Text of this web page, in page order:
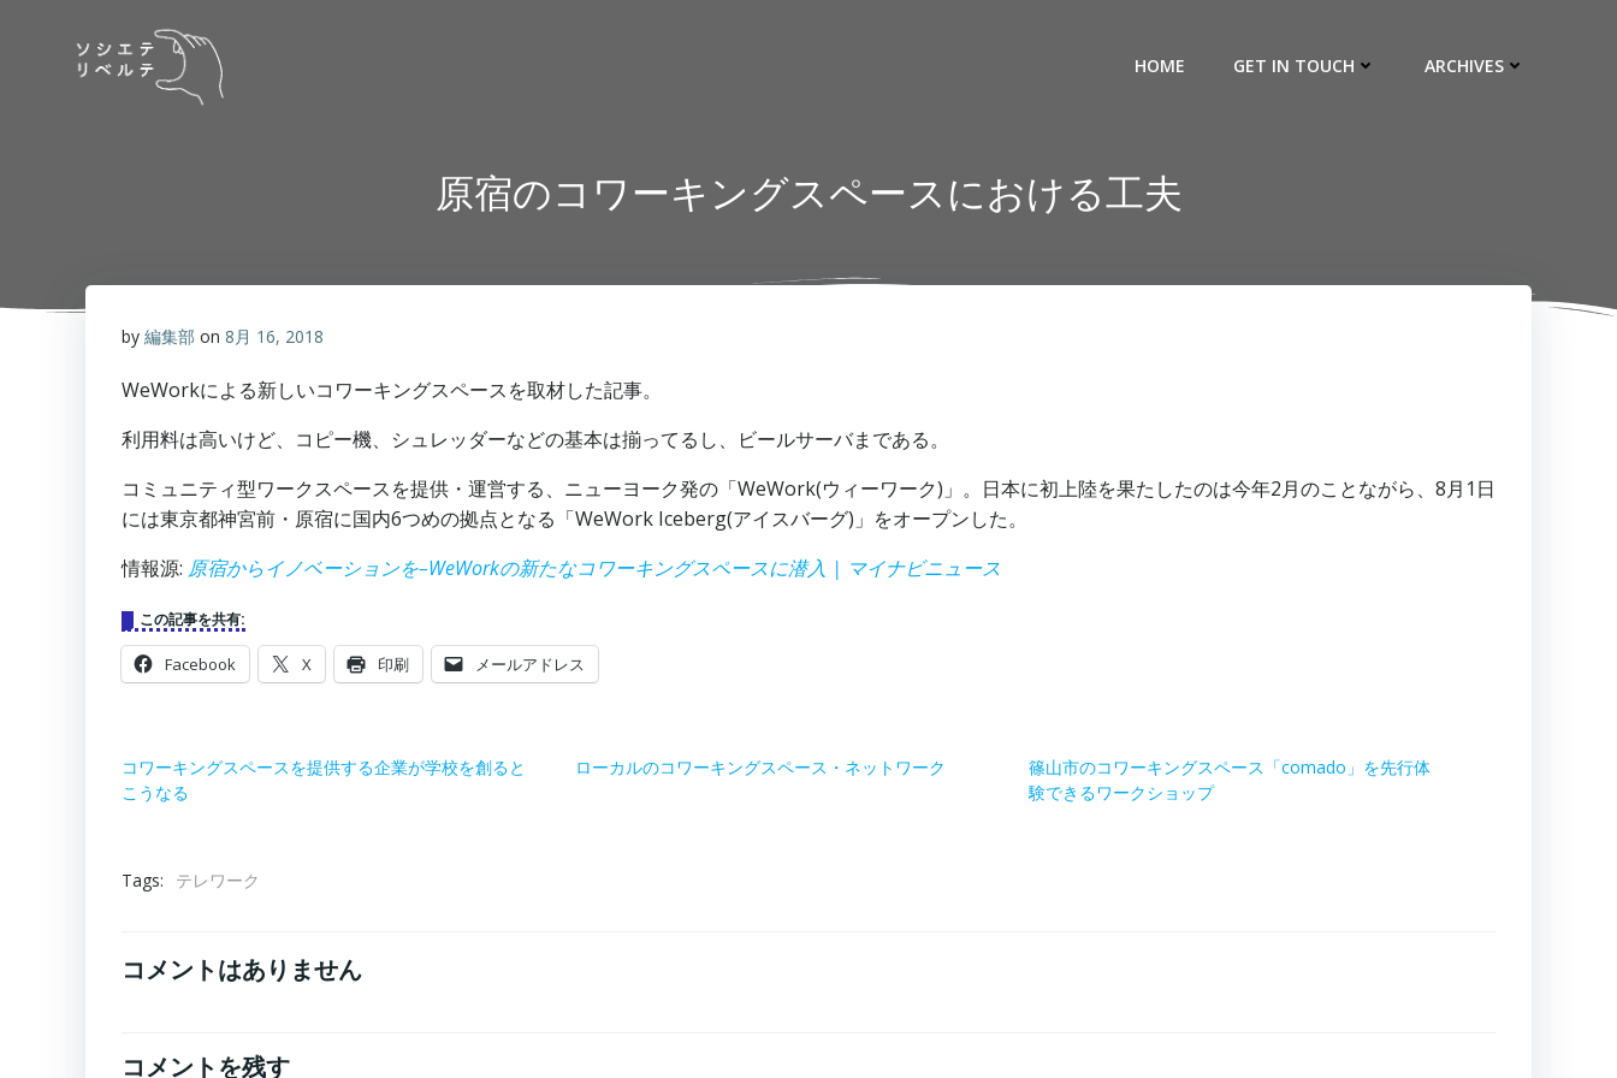
HOME GET IN TOUCH ARCHIVES
原宿のコワーキングスペースにおける工夫
by 編集部 on 8月 16, 2018
WeWorkによる新しいコワーキングスペースを取材した記事。
利用料は高いけど、コピー機、シュレッダーなどの基本は揃ってるし、ビールサーバまである。
コミュニティ型ワークスペースを提供・運営する、ニューヨーク発の「WeWork(ウィーワーク)」。日本に初上陸を果たしたのは今年2月のことながら、8月1日
には東京都神宮前・原宿に国内6つめの拠点となる「WeWork Iceberg(アイスバーグ)」をオープンした。
情報源: 原宿からイノベーションを–WeWorkの新たなコワーキングスペースに潜入 | マイナビニュース
この記事を共有:
Facebook X 印刷 メールアドレス
コワーキングスペースを提供する企業が学校を創ると
こうなる
ローカルのコワーキングスペース・ネットワーク
篠山市のコワーキングスペース「comado」を先行体
験できるワークショップ
Tags: テレワーク
コメントはありません
コメントを残す